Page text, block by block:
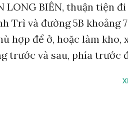
LONG BIÊN, thuận tiện
Trì và đường 5B khoảng
hợp để ở, hoặc làm kho,
trước và sau, phía trước
tiền 5m, giá bán 1,9